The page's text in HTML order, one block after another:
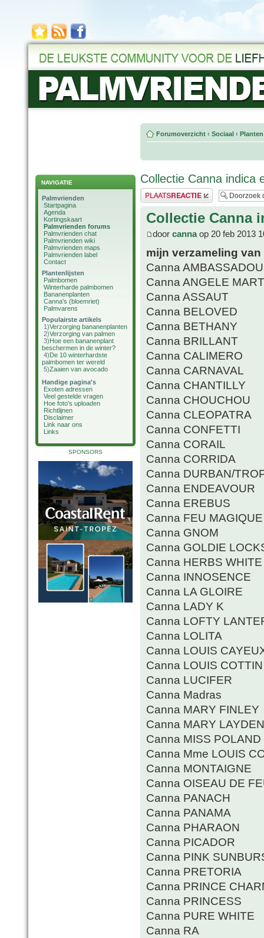
NAVIGATIE
Palmvrienden
Startpagina
Agenda
Kortingskaart
Palmvrienden forums
Palmvrienden chat
Palmvrienden wiki
Palmvrienden maps
Palmvrienden label
Contact
Plantenlijsten
Palmbomen
Winterharde palmbomen
Bananenplanten
Canna's (bloemriet)
Palmvarens
Populairste artikels
1)Verzorging bananenplanten
2)Verzorging van palmen
3)Hoe een bananenplant
beschermen in de winter?
4)De 10 winterhardste
palmbomen ter wereld
5)Zaaien van avocado
Handige pagina's
Exoten adressen
Veel gestelde vragen
Hoe foto's uploaden
Richtlijnen
Disclaimer
Link naar ons
Links
SPONSORS
Forumoverzicht ‹ Sociaal ‹
Collectie Canna indica
Plaats een reactie
Collectie Canna
door cannaop 20 feb 2013
mijn verzameling
Canna
Canna ANGELE
Canna ASSAUT
Canna BELOVED
Canna BETHANY
Canna BRILLANT
Canna CALIMERO
Canna CARNAVAL
Canna CHANTILLY
Canna CHOUCHOU
Canna CLEOPATRA
Canna CONFETTI
Canna CORAIL
Canna CORRIDA
Canna DURBAN/
Canna ENDEAVOUR
Canna EREBUS
Canna FEU MAGIQUE
Canna GNOM
Canna GOLDIE
Canna HERBS WHITE
Canna INNOSENCE
Canna LA GLOIRE
Canna LADY K
Canna LOFTY
Canna LOLITA
Canna LOUIS
Canna LOUIS COTTIN
Canna LUCIFER
Canna Madras
Canna MARY FINLEY
Canna MARY LAYDEN
Canna MISS POLAND
Canna Mme LOUIS
Canna MONTAIGNE
Canna OISEAU DE
Canna PANACH
Canna PANAMA
Canna PHARAON
Canna PICADOR
Canna PINK
Canna PRETORIA
Canna PRINCE
Canna PRINCESS
Canna PURE WHITE
Canna RA